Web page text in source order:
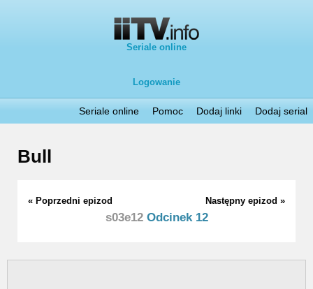
Seriale online
Logowanie
Seriale online Pomoc Dodaj linki Dodaj serial
Bull
« Poprzedni epizod Następny epizod »
s03e12Odcinek 12